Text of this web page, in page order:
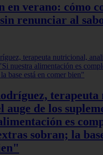
en verano: cómo
renunciar al
auge de los
es
sobran; la